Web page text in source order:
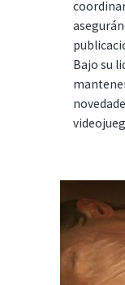
Bajo su